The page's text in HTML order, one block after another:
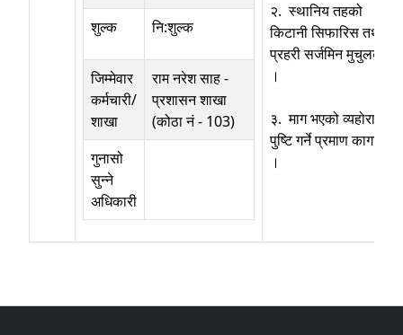
शुल्क नि:शुल्क
जिम्मेवार
कर्मचारी/
शाखा
राम नरेश साह-
प्रशासन शाखा
(कोठा नं - 103)
गुनासो
सुन्ने
अधिकारी
२. स्थानिय तहको
किटानी सिफारिस तथा
प्रहरी सर्जमिन मुचुलका
।
३. माग भएको व्यहोरा
पुष्टि गर्ने प्रमाण कागज
।